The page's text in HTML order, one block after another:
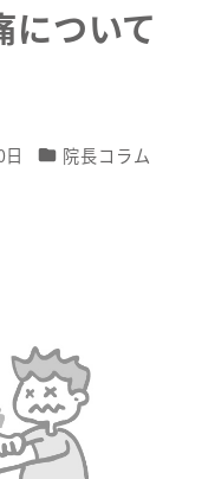
について
カテゴリー
院長コラム